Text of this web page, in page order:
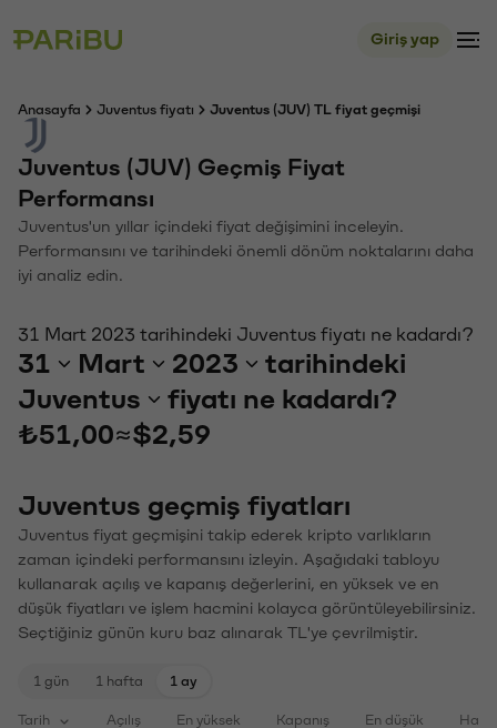
Giriş yap
Anasayfa Juventus fiyatı Juventus (JUV) TL fiyat geçmişi
Juventus (JUV) Geçmiş Fiyat
Performansı
Juventus'un yıllar içindeki fiyat değişimini inceleyin.
Performansını ve tarihindeki önemli dönüm noktalarını daha
iyi analiz edin.
31 Mart 2023 tarihindeki Juventus fiyatı ne kadardı?
31 Mart 2023
tarihindeki
Juventus
fiyatı ne kadardı?
₺51,00≈$2,59
Juventus geçmiş fiyatları
Juventus fiyat geçmişini takip ederek kripto varlıkların
zaman içindeki performansını izleyin. Aşağıdaki tabloyu
kullanarak açılış ve kapanış değerlerini, en yüksek ve en
düşük fiyatları ve işlem hacmini kolayca görüntüleyebilirsiniz.
Seçtiğiniz günün kuru baz alınarak TL'ye çevrilmiştir.
1 gün 1 hafta 1 ay
Tarih Açılış En yüksek Kapanış En düşük